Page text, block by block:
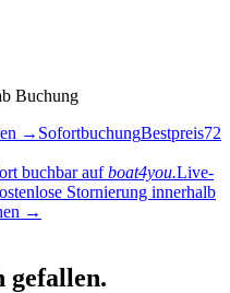
Buchung
→ SofortbuchungBestpreis72
buchbar auf boat4you.Live-
Stornierung innerhalb
→
gefallen.